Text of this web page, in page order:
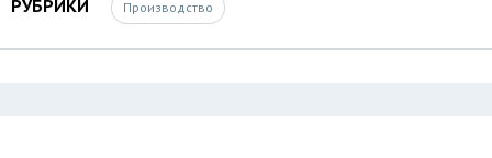
РУБРИКИ Производство